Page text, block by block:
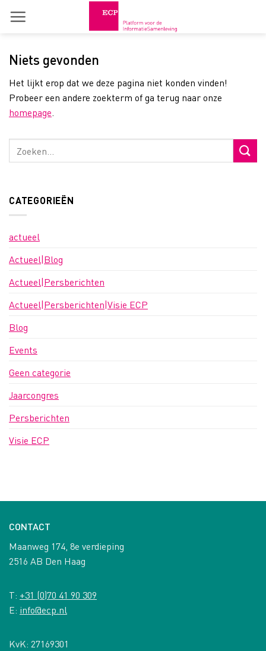
Niets gevonden
Het lijkt erop dat we deze pagina niet konden vinden!
Probeer een andere zoekterm of ga terug naar onze
homepage
CATEGORIEËN
actueel
Actueel|Blog
Actueel|Persberichten
Actueel|Persberichten|Visie ECP
Blog
Events
Geen categorie
Jaarcongres
Persberichten
Visie ECP
CONTACT
Maanweg 174, 8e verdieping
2516 AB Den Haag
T: +31 (0)70 41 90 309
E: info@ecp.nl
KvK: 27169301